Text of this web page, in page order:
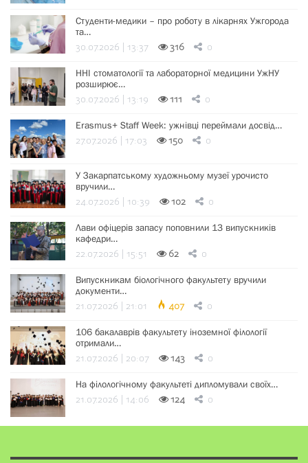
Студенти-медики – про роботу в лікарнях Ужгорода
та…
30.07.2026 | 13:37 316 0
ННІ стоматології та лабораторної медицини УжНУ
розширює…
30.07.2026 | 13:19 111 0
Erasmus+ Staff Week: ужнівці переймали досвід…
27.07.2026 | 17:03 150 0
У Закарпатському художньому музеї урочисто
вручили…
24.07.2026 | 10:39 102 0
Лави офіцерів запасу поповнили 13 випускників
кафедри…
22.07.2026 | 15:51 62 0
Випускникам біологічного факультету вручили
документи…
21.07.2026 | 21:01 407 0
106 бакалаврів факультету іноземної філології
отримали…
21.07.2026 | 20:07 143 0
На філологічному факультеті дипломували своїх…
21.07.2026 | 14:06 124 0